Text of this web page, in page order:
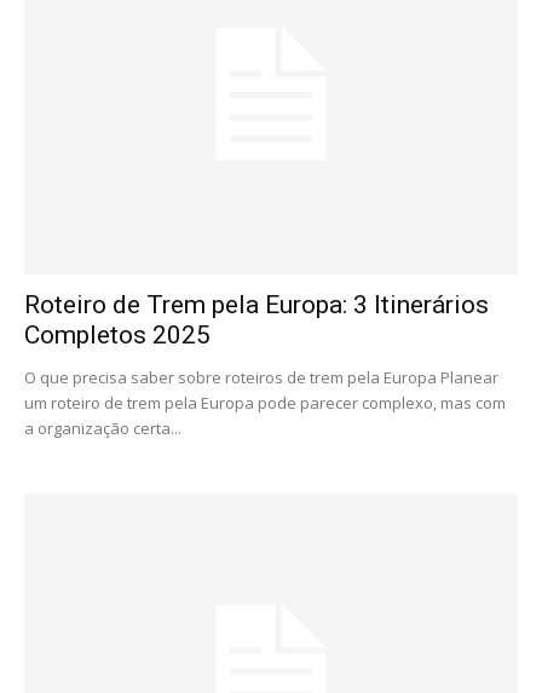
Roteiro de Trem pela Europa: 3 Itinerários
Completos 2025
O que precisa saber sobre roteiros de trem pela Europa Planear
um roteiro de trem pela Europa pode parecer complexo, mas com
a organização certa...